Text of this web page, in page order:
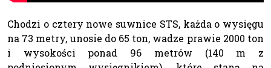
Chodzi o cztery nowe suwnice STS, każda o wysięgu
na 73 metry, unosie do 65 ton, wadze prawie 2000 ton
i wysokości ponad 96 metrów (140 m z